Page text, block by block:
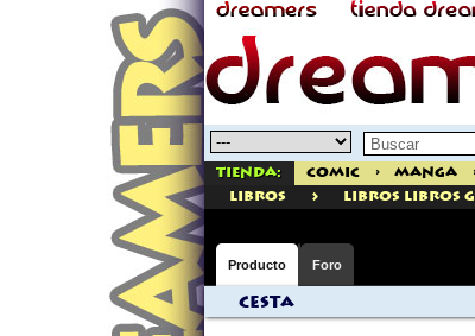
Tienda: Comic > Manga
libros
> Libros Libros
Producto Foro
Cesta